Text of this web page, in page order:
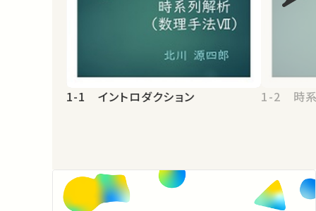
1-1 イントロダクション 1-2 時系